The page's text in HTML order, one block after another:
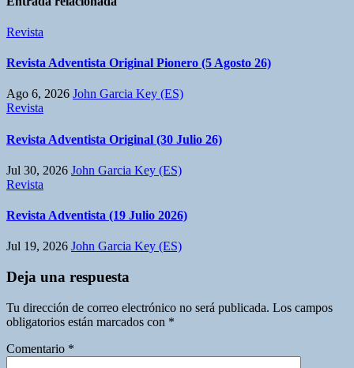
Revista
Revista Adventista Original Pionero (5 Agosto 26)
Ago 6, 2026 John Garcia Key (ES)
Revista
Revista Adventista Original (30 Julio 26)
Jul 30, 2026 John Garcia Key (ES)
Revista
Revista Adventista (19 Julio 2026)
Jul 19, 2026 John Garcia Key (ES)
Deja una respuesta
Tu dirección de correo electrónico no será publicada. Los campos
obligatorios están marcados con *
Comentario *